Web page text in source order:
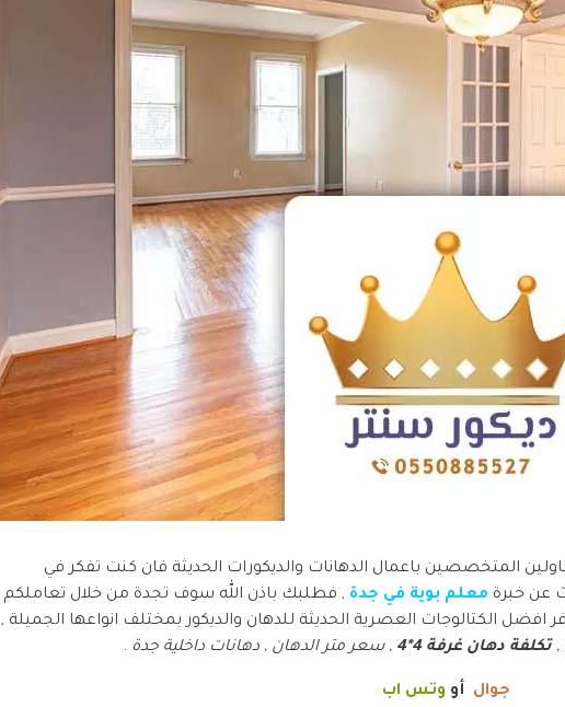
المتخصصين باعمال الدهانات والديكورات الحديثة فان كنت تفكر في
خبرة معلم بوية في جدة , فطلبك باذن الله سوف تجدة من خلال تعاملكم
افضل الكتالوجات العصرية الحديثة للدهان والديكور بمختلف انواعها الجميلة ,
, تكلفة دهان غرفة 4*4 , سعر متر الدهان , دهانات داخلية جدة .
جوال أو وتس اب